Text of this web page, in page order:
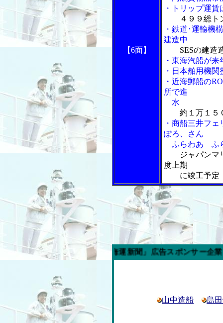
【6面】
・トリップ運
４９９総ト
・鉄道･運輸機
建造中
SESの建造
・東海汽船が
・日本舶用機
・近海郵船の
所で進
水
約１万１５
・商船三井フ
ぽろ、さん
ふらわあ ふ
ジャパンマ
度上期
に竣工予定
週の「内航海運新聞」広告スポンサー企業
山中造船 島